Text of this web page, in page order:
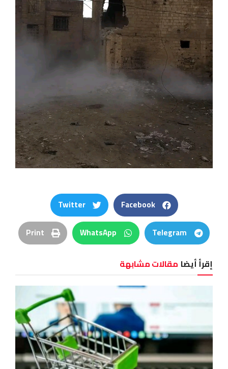
Facebook
Twitter
Telegram
WhatsApp
Print
إقرأ أيضا مقالات مشابهة